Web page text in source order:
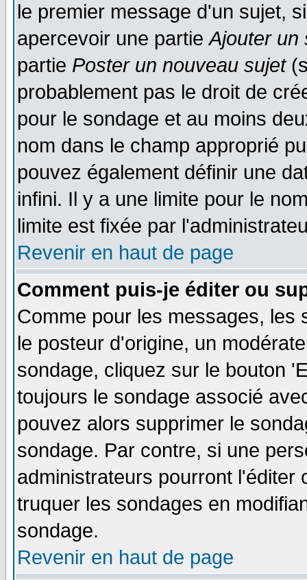
le premier message d'un sujet,
apercevoir une partieAjouter un
partie Poster un nouveau sujet
probablement pas le droit de
pour le sondage et au moins
nom dans le champ approprié
pouvez également définir une
infini. Il y a une limite pour le
limite est fixée par
Revenir en haut de page
Comment puis-je éditer ou
Comme pour les messages, les
le posteur d'origine, un
sondage, cliquez sur le bouton
toujours le sondage associé
pouvez alors supprimer le
sondage. Par contre, si une
administrateurs pourront l'éditer
truquer les sondages en
sondage.
Revenir en haut de page